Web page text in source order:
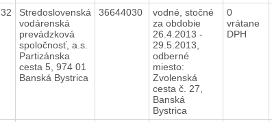
Stredoslovenská
vodárenská
prevádzková
spoločnosť, a.s.
Partizánska
cesta 5, 974 01
Banská Bystrica
36644030
vodné, stočné
za obdobie
26.4.2013 -
29.5.2013,
odberné
miesto:
Zvolenská
cesta č. 27,
Banská
Bystrica
0
vrátane
DPH